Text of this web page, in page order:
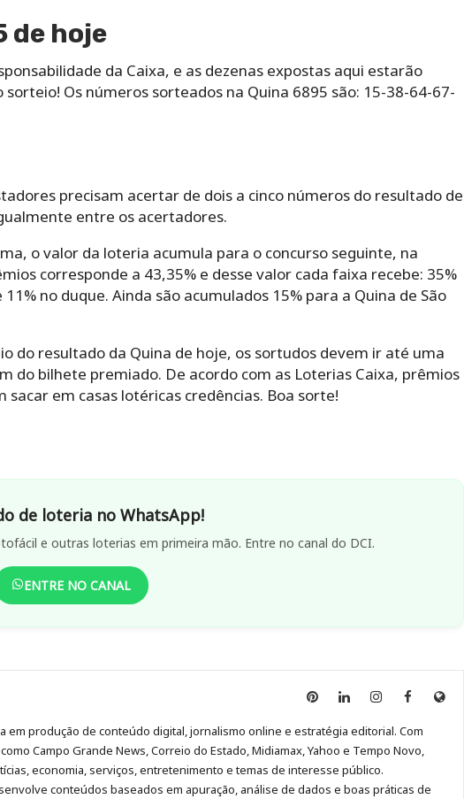
de hoje
da Caixa, e as dezenas expostas aqui estarão
Os números sorteados na Quina 6895 são: 15-38-64-67-
precisam acertar de dois a cinco números do resultado de
entre os acertadores.
o valor da loteria acumula para o concurso seguinte, na
corresponde a 43,35% e desse valor cada faixa recebe: 35%
no duque. Ainda são acumulados 15% para a Quina de São
do resultado da Quina de hoje, os sortudos devem ir até uma
do bilhete premiado. De acordo com as Loterias Caixa, prêmios
em casas lotéricas credências. Boa sorte!
de loteria no WhatsApp!
e outras loterias em primeira mão. Entre no canal do DCI.
ENTRE NO CANAL
Anny
no
Pinterest
Anny
no
LinkedIn
Anny
no
Instagram
Anny
no
Facebook
Site
em produção de conteúdo digital, jornalismo online e estratégia editorial. Com
Campo Grande News, Correio do Estado, Midiamax, Yahoo e Tempo Novo,
economia, serviços, entretenimento e temas de interesse público.
conteúdos baseados em apuração, análise de dados e boas práticas de